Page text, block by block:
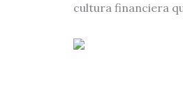
cultura financiera